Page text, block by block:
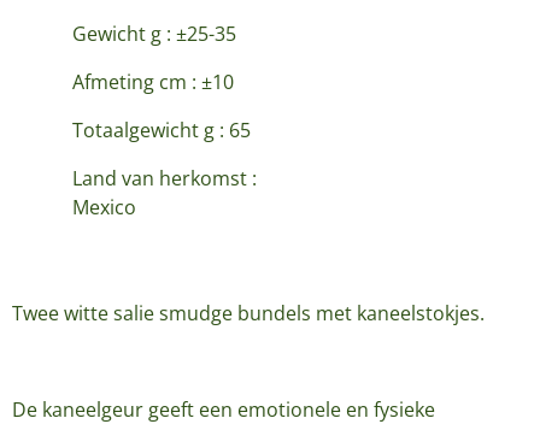
Gewicht g : ±25-35
Afmeting cm : ±10
Totaalgewicht g : 65
Land van herkomst :
Mexico
Twee witte salie smudge bundels met kaneelstokjes.
De kaneelgeur geeft een emotionele en fysieke